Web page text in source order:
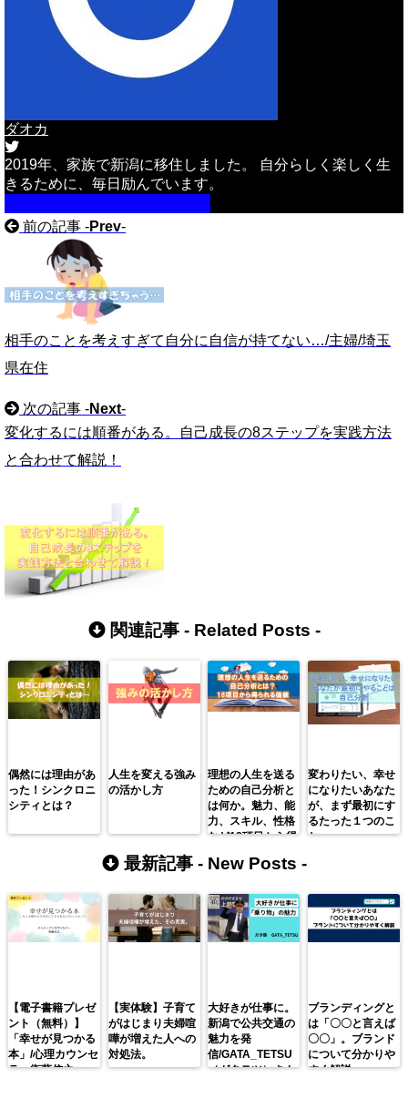
ダオカ
2019年、家族で新潟に移住しました。 自分らしく楽しく生
きるために、毎日励んでいます。
前の記事 -Prev-
相手のことを考えすぎて自分に自信が持てない…/主婦/埼玉
県在住
次の記事 -Next-
変化するには順番がある。自己成長の8ステップを実践方法
と合わせて解説！
関連記事 - Related Posts -
偶然には理由があ
った！シンクロニ
シティとは？
人生を変える強み
の活かし方
理想の人生を送る
ための自己分析と
は何か。魅力、能
力、スキル、性格
など18項目から得
変わりたい、幸せ
になりたいあなた
が、まず最初にす
るたった１つのこ
と
最新記事 - New Posts -
【電子書籍プレゼ
ント（無料）】
「幸せが見つかる
本」/心理カウンセ
ラー衛藤信之
【実体験】子育て
がはじまり夫婦喧
嘩が増えた人への
対処法。
大好きが仕事に。
新潟で公共交通の
魅力を発
信/GATA_TETSU
（ガタテツ）さん
ブランディングと
は「〇〇と言えば
〇〇」。ブランド
について分かりや
すく解説。